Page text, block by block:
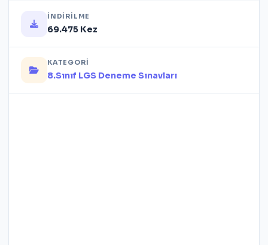
İNDIRILME
69.475 Kez
KATEGORI
8.Sınıf LGS Deneme Sınavları